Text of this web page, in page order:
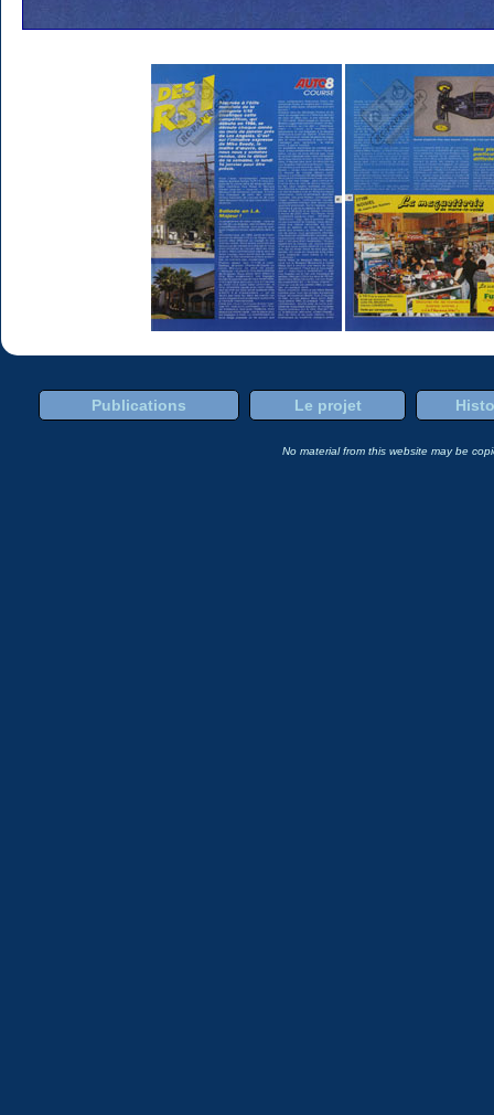
Publications Le projet
No material from this website may be